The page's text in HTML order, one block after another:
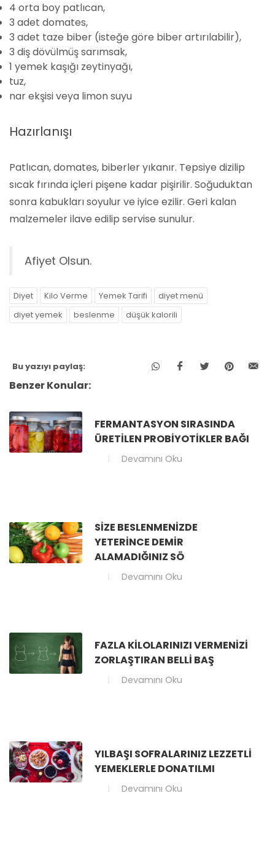
4 orta boy patlıcan,
3 adet domates,
3 adet taze biber (isteğe göre biber artırılabilir),
3 diş dövülmüş sarımsak,
1 yemek kaşığı zeytinyağı,
tuz,
nar ekşisi veya limon suyu
Hazırlanışı
Patlıcan, domates, biberler yıkanır. Tepsiye dizilip
sıcak fırında içleri pişene kadar pişirilir. Soğuduktan
sonra kabukları soyulur ve iyice ezilir. Geri kalan
malzemeler ilave edilip servise sunulur.
Afiyet Olsun.
Diyet Kilo Verme Yemek Tarifi
diyet menü
diyet yemek
beslenme düşük kalorili
Bu yazıyı paylaş:
Benzer Konular:
FERMANTASYON SIRASINDA
ÜRETILEN PROBIYOTIKLER BAĞI
Devamını Oku
SIZE BESLENMENIZDE
YETERINCE DEMIR
ALAMADIĞINIZ SÖ
Devamını Oku
FAZLA KILOLARINIZI VERMENIZI
ZORLAŞTIRAN BELLI BAŞ
Devamını Oku
YILBAŞI SOFRALARINIZ LEZZETLI
YEMEKLERLE DONATILMI
Devamını Oku